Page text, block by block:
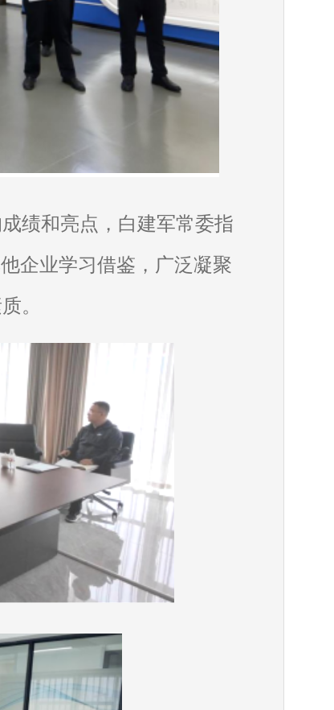
绩和亮点，白建军常委指
企业学习借鉴，广泛凝聚
。